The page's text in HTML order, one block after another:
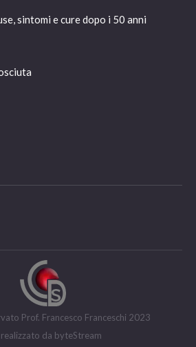
sintomi e cure dopo i 50 anni
Prof. Francesco Franceschi 2023
da byteStream